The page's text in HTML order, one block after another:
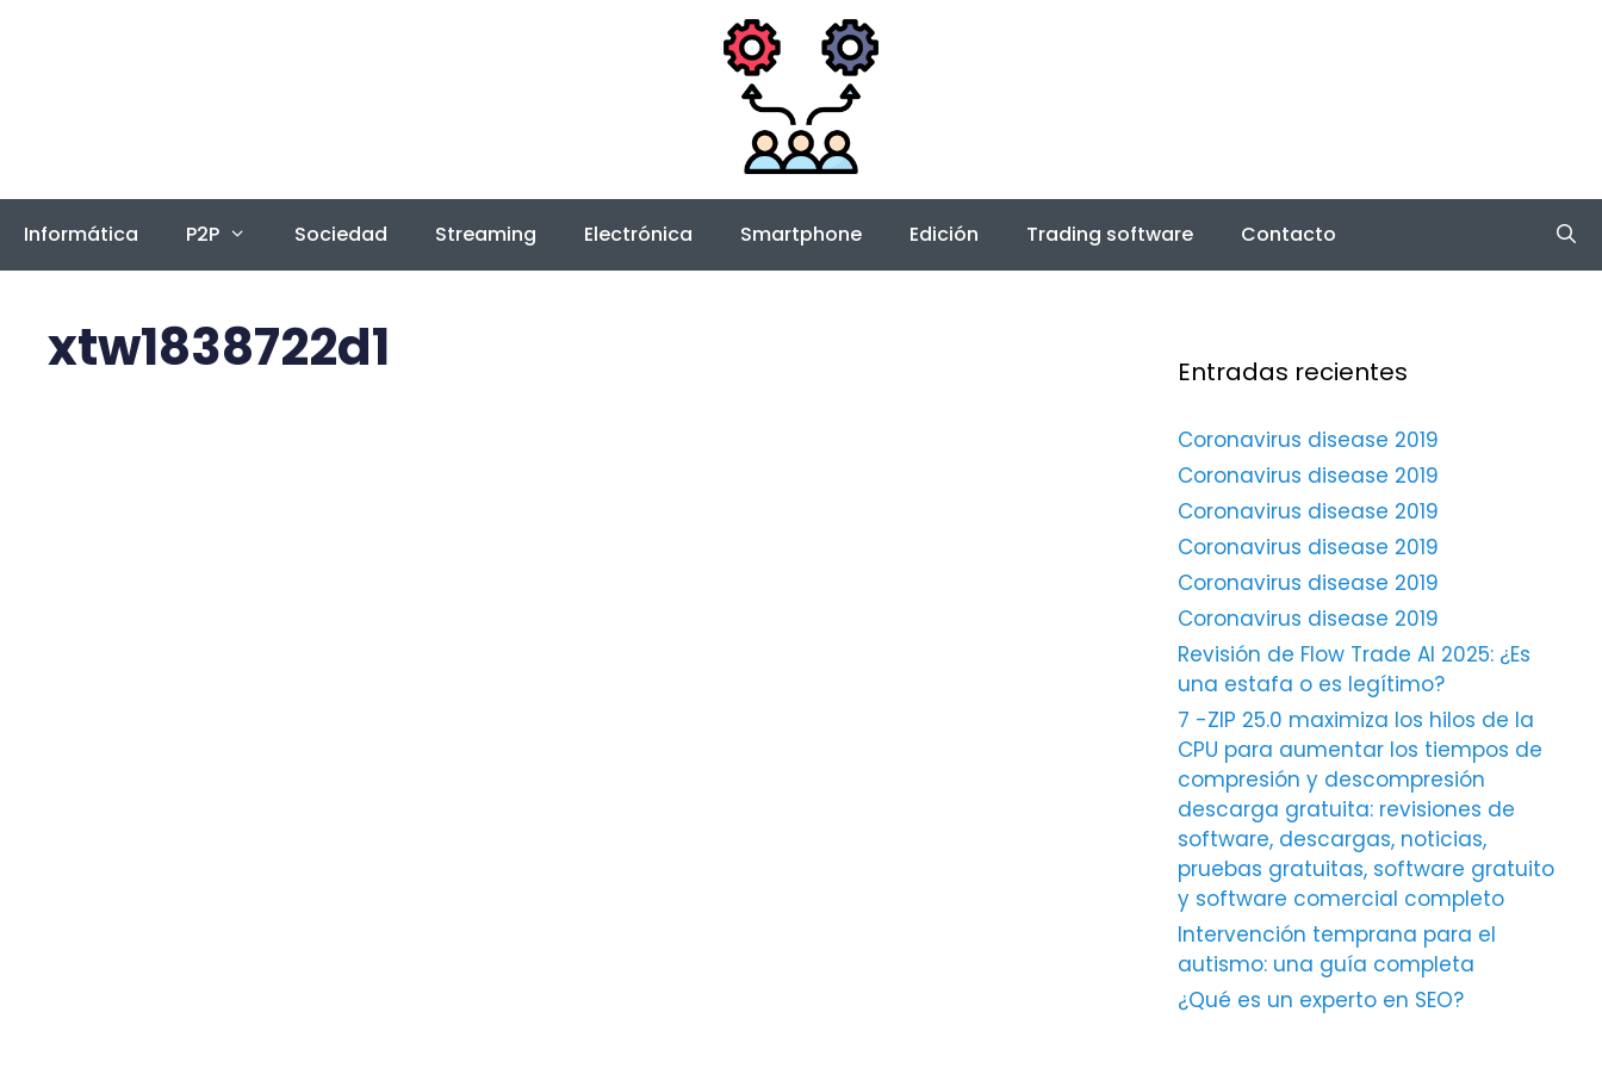
Informática P2P Sociedad Streaming Electrónica Smartphone Edición Trading software Contacto
xtw1838722d1 Entradas recientes
Coronavirus disease 2019
Coronavirus disease 2019
Coronavirus disease 2019
Coronavirus disease 2019
Coronavirus disease 2019
Coronavirus disease 2019
Revisión de Flow Trade AI 2025: ¿Es
una estafa o es legítimo?
7 -ZIP 25.0 maximiza los hilos de la
CPU para aumentar los tiempos de
compresión y descompresión
descarga gratuita: revisiones de
software, descargas, noticias,
pruebas gratuitas, software gratuito
y software comercial completo
Intervención temprana para el
autismo: una guía completa
¿Qué es un experto en SEO?